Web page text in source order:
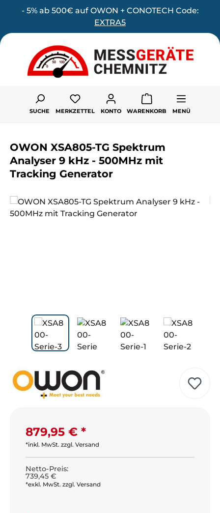
Zum Hauptinhalt springen
- 5% ab 500€ auf OWON + CONOTECH Code:
EXTRA5
SUCHE
Du hast 0 Produkte auf dem
MERKZETTEL KONTO WARENKORB MENÜ
OWON XSA805-TG Spektrum
Analyser 9 kHz - 500MHz mit
Tracking Generator
Bildergalerie überspringen
Regulärer Preis:
879,95 €
*inkl. MwSt. zzgl. Versand
Netto-Preis:
739,45 €
*exkl. MwSt. zzgl. Versand